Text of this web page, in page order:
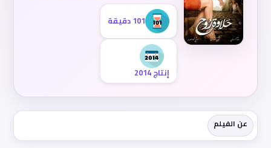
101 دقيقة
إنتاج 2014
عن الفيلم